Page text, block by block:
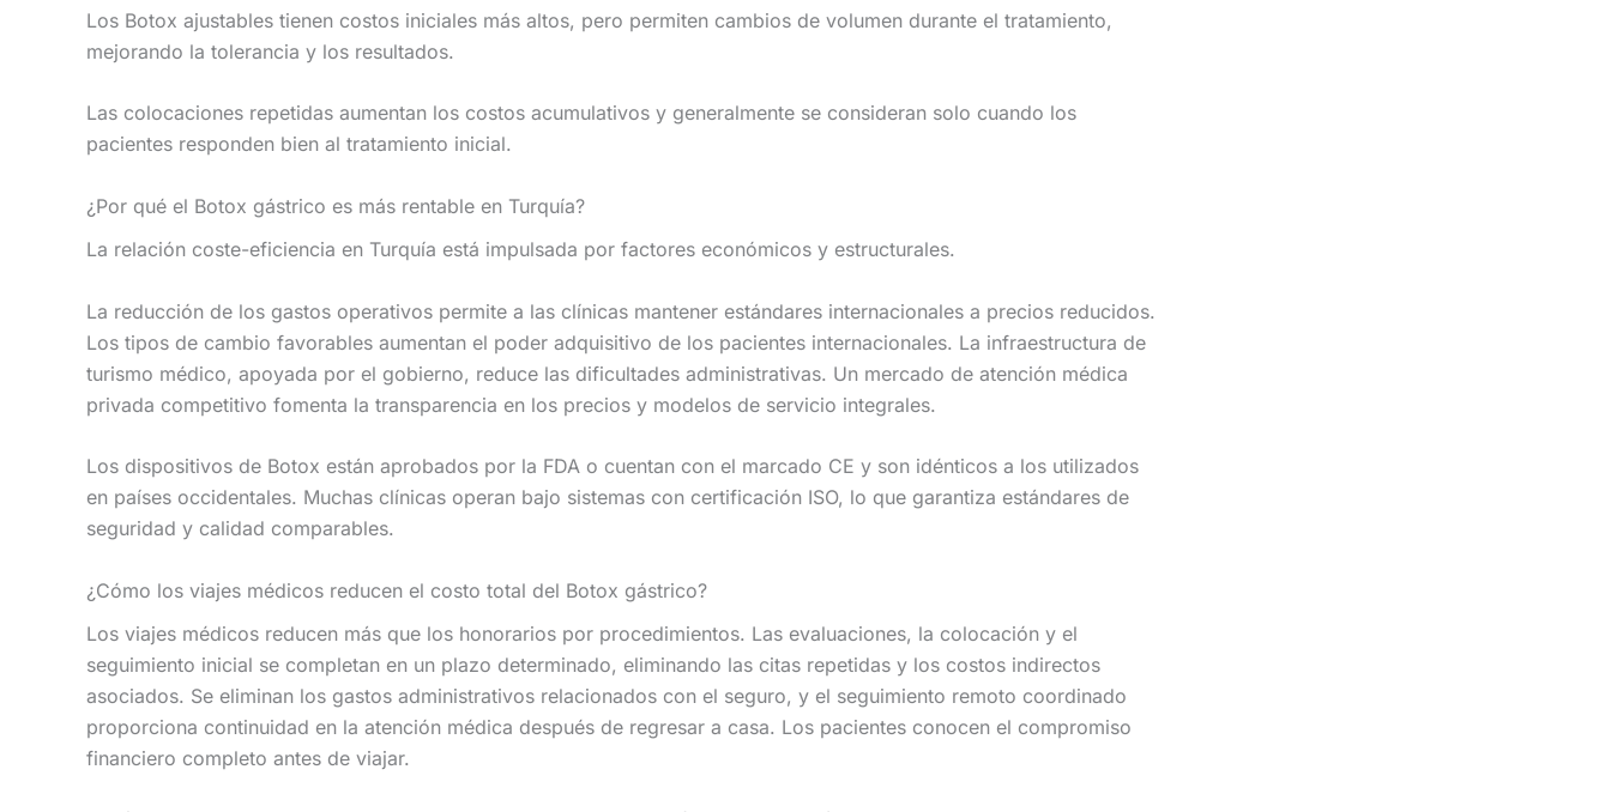
Los Botox ajustables tienen costos iniciales más altos, pero permiten cambios de volumen durante el tratamiento,
mejorando la tolerancia y los resultados.
Las colocaciones repetidas aumentan los costos acumulativos y generalmente se consideran solo cuando los
pacientes responden bien al tratamiento inicial.
¿Por qué el Botox gástrico es más rentable en Turquía?
La relación coste-eficiencia en Turquía está impulsada por factores económicos y estructurales.
La reducción de los gastos operativos permite a las clínicas mantener estándares internacionales a precios reducidos.
Los tipos de cambio favorables aumentan el poder adquisitivo de los pacientes internacionales. La infraestructura de
turismo médico, apoyada por el gobierno, reduce las dificultades administrativas. Un mercado de atención médica
privada competitivo fomenta la transparencia en los precios y modelos de servicio integrales.
Los dispositivos de Botox están aprobados por la FDA o cuentan con el marcado CE y son idénticos a los utilizados
en países occidentales. Muchas clínicas operan bajo sistemas con certificación ISO, lo que garantiza estándares de
seguridad y calidad comparables.
¿Cómo los viajes médicos reducen el costo total del Botox gástrico?
Los viajes médicos reducen más que los honorarios por procedimientos. Las evaluaciones, la colocación y el
seguimiento inicial se completan en un plazo determinado, eliminando las citas repetidas y los costos indirectos
asociados. Se eliminan los gastos administrativos relacionados con el seguro, y el seguimiento remoto coordinado
proporciona continuidad en la atención médica después de regresar a casa. Los pacientes conocen el compromiso
financiero completo antes de viajar.